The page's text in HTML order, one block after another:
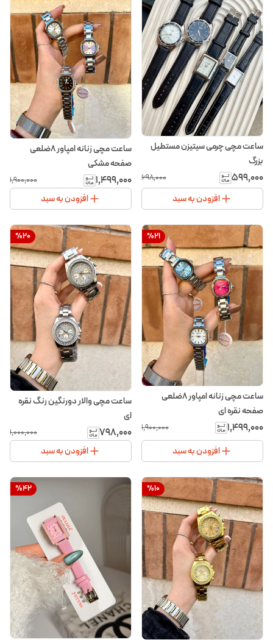
ساعت مچی چرمی سیتیزن مستطیل
بزرگ
۵۹۹٬۰۰۰ ۶۹۸٬۰۰۰
افزودن به سبد
ساعت مچی زنانه امپاور ۸ضلعی
صفحه مشکی
۱٬۴۹۹٬۰۰۰ ۱٬۹۰۰٬۰۰۰
افزودن به سبد
%21
ساعت مچی زنانه امپاور ۸ضلعی
صفحه نقره ای
۱٬۴۹۹٬۰۰۰ ۱٬۹۰۰٬۰۰۰
افزودن به سبد
%20
ساعت مچی والار دورنگین رنگ نقره
ای
۷۹۸٬۰۰۰ ۱٬۰۰۰٬۰۰۰
افزودن به سبد
%10
%42